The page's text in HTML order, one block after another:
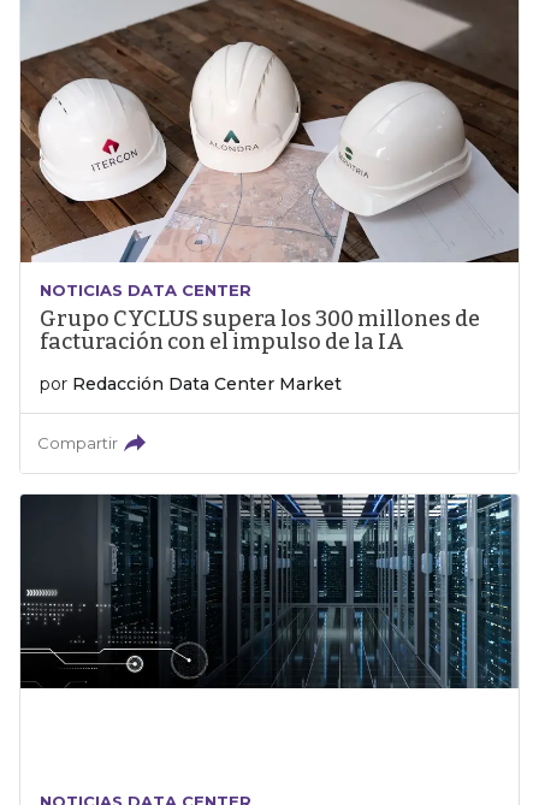
NOTICIAS DATA CENTER
Grupo CYCLUS supera los 300 millones de
facturación con el impulso de la IA
por Redacción Data Center Market
Compartir